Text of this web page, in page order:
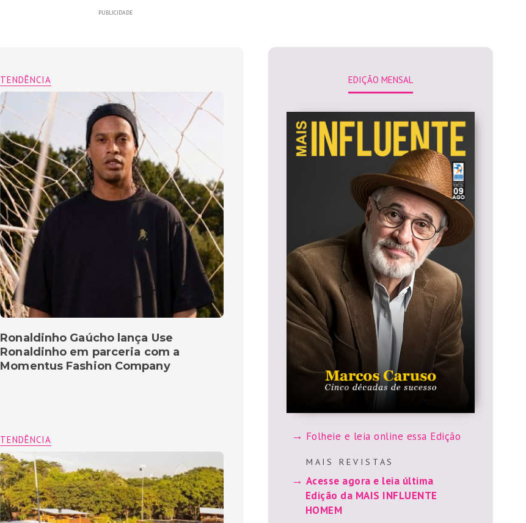
PUBLICIDADE
TENDÊNCIA
Ronaldinho Gaúcho lança Use
Ronaldinho em parceria com a
Momentus Fashion Company
TENDÊNCIA
EDIÇÃO MENSAL
Folheie e leia online essa Edição
M A I S R E V I S T A S
Acesse agora e leia última
Edição da MAIS INFLUENTE
HOMEM